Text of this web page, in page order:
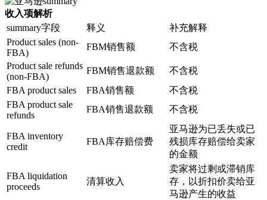
收入项解析
summary字段
释义
补充解释
Product sales (non-
FBA)
FBM销售额
不含税
Product sale refunds
(non-FBA)
FBM销售退款额
不含税
FBA product sales
FBA销售额
不含税
FBA product sale
refunds
FBA销售退款额 不含税
FBA inventory
credit
FBA库存赔偿费
亚马逊为已丢失或已
残损库存赔偿给卖家
的金额
FBA liquidation
proceeds
清算收入
卖家将过剩或滞销库
存，以折扣价卖给亚
马逊产生的收益